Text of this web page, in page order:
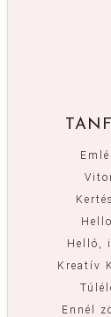
Helló,
Kreatív
Ennél